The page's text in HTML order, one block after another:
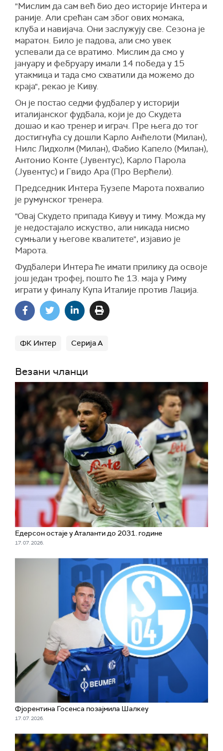
"Мислим да сам већ био део историје Интера и
раније. Али срећан сам због ових момака,
клуба и навијача. Они заслужују све. Сезона је
маратон. Било је падова, али смо увек
успевали да се вратимо. Мислим да смо у
јануару и фебруару имали 14 победа у 15
утакмица и тада смо схватили да можемо до
краја", рекао је Киву.
Он је постао седми фудбалер у историји
италијанског фудбала, који је до Скудета
дошао и као тренер и играч. Пре њега до тог
достигнућа су дошли Карло Анћелоти (Милан),
Нилс Лидхолм (Милан), Фабио Капело (Милан),
Антонио Конте (Јувентус), Карло Парола
(Јувентус) и Гвидо Ара (Про Верћели).
Председник Интера Ђузепе Марота похвалио
је румунског тренера.
"Овај Скудето припада Кивуу и тиму. Можда му
је недостајало искуство, али никада нисмо
сумњали у његове квалитете", изјавио је
Марота.
Фудбалери Интера ће имати прилику да освоје
још један трофеј, пошто ће 13. маја у Риму
играти у финалу Купа Италије против Лација.
ФК Интер Серија А
Везани чланци
Едерсон остаје у Аталанти до 2031. године
17. 07. 2026.
Фјорентина Госенса позајмила Шалкеу
17. 07. 2026.